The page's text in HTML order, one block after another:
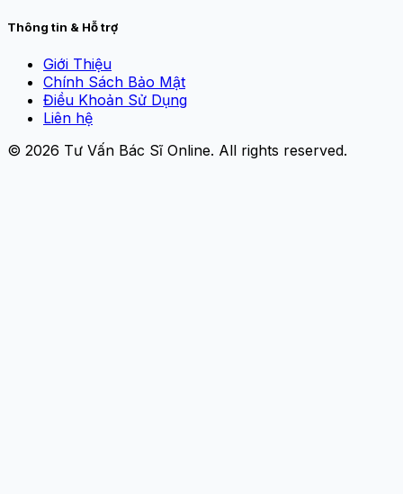
Thông tin & Hỗ trợ
Giới Thiệu
Chính Sách Bảo Mật
Điều Khoản Sử Dụng
Liên hệ
© 2026 Tư Vấn Bác Sĩ Online. All rights reserved.